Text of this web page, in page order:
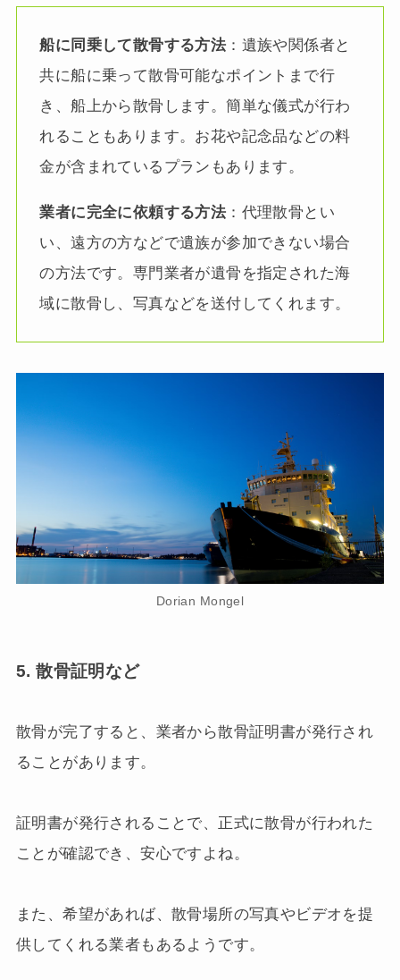
船に同乗して散骨する方法 ：遺族や関係者と
共に船に乗って散骨可能なポイントまで行
き、船上から散骨します。簡単な儀式が行わ
れることもあります。お花や記念品などの料
金が含まれているプランもあります。
業者に完全に依頼する方法 ：代理散骨とい
い、遠方の方などで遺族が参加できない場合
の方法です。専門業者が遺骨を指定された海
域に散骨し、写真などを送付してくれます。
Dorian Mongel
5. 散骨証明など
散骨が完了すると、業者から散骨証明書が発行され
ることがあります。
証明書が発行されることで、正式に散骨が行われた
ことが確認でき、安心ですよね。
また、希望があれば、散骨場所の写真やビデオを提
供してくれる業者もあるようです。